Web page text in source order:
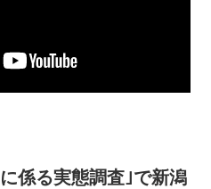
係る実態調査｣で新潟